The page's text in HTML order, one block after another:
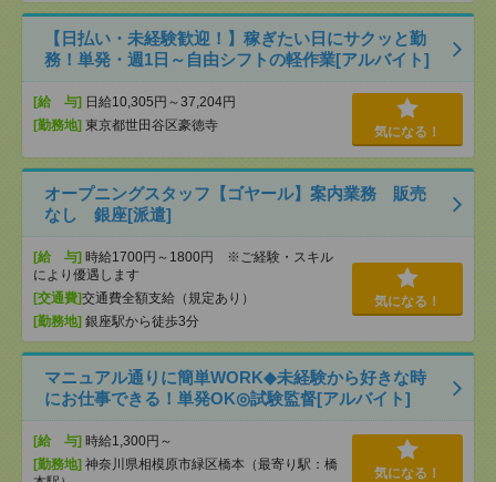
【日払い・未経験歓迎！】稼ぎたい日にサクッと勤
務！単発・週1日～自由シフトの軽作業[アルバイト]
[給 与] 日給10,305円～37,204円
[勤務地] 東京都世田谷区豪徳寺 気になる！
オープニングスタッフ【ゴヤール】案内業務 販売
なし 銀座[派遣]
[給 与] 時給1700円～1800円 ※ご経験・スキル
により優遇します
[交通費]交通費全額支給（規定あり）
[勤務地] 銀座駅から徒歩3分
気になる！
マニュアル通りに簡単WORK◆未経験から好きな時
にお仕事できる！単発OK◎試験監督[アルバイト]
[給 与] 時給1,300円～
[勤務地] 神奈川県相模原市緑区橋本（最寄り駅：橋
気になる！